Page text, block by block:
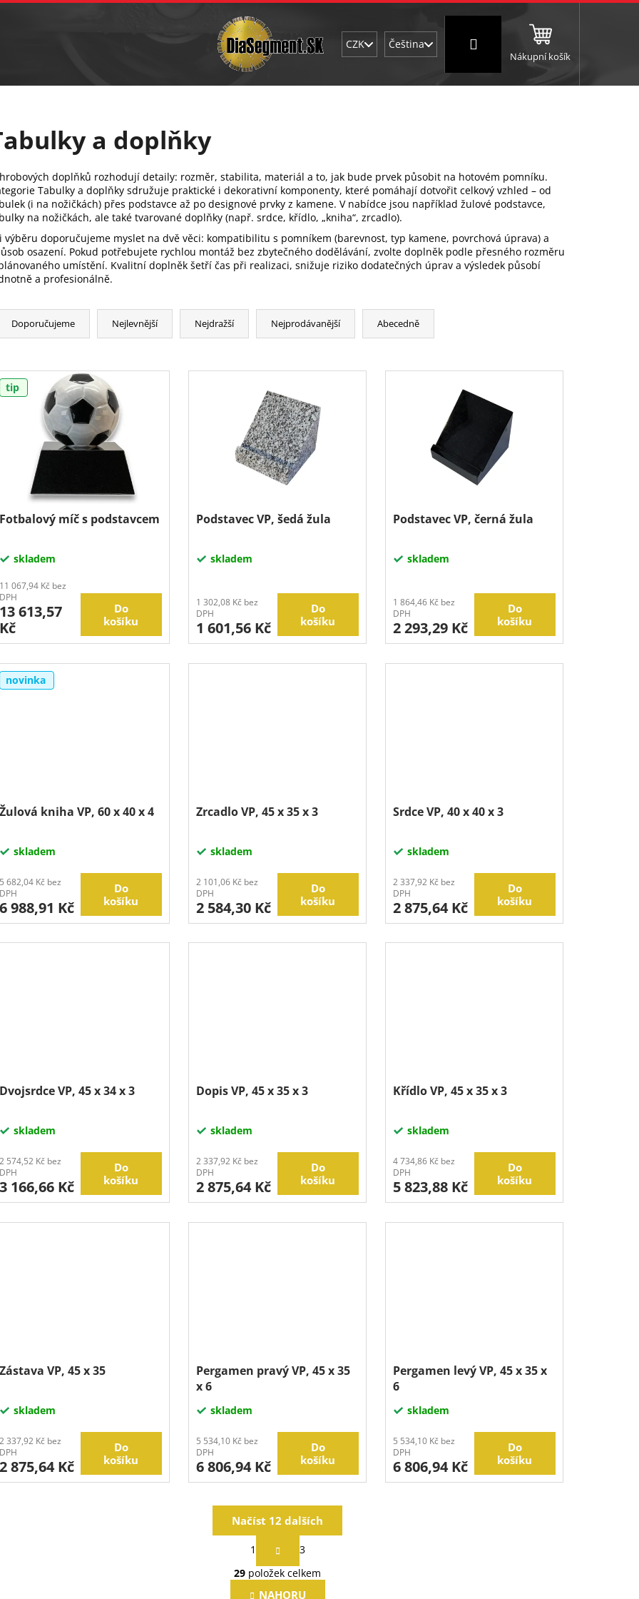
Brusná tělíska a sochařské nástroje Brusné a leštící válce
CZK Čeština Přihlášení
Nákupní košík
a doplňky
doplňků rozhodují detaily: rozměr, stabilita, materiál a to, jak bude prvek působit na hotovém pomníku.
Tabulky a doplňky sdružuje praktické i dekorativní komponenty, které pomáhají dotvořit celkový vzhled – od
(i na nožičkách) přes podstavce až po designové prvky z kamene. V nabídce jsou například žulové podstavce,
na nožičkách, ale také tvarované doplňky (např. srdce, křídlo, „kniha“, zrcadlo).
výběru doporučujeme myslet na dvě věci: kompatibilitu s pomníkem (barevnost, typ kamene, povrchová úprava) a
osazení. Pokud potřebujete rychlou montáž bez zbytečného dodělávání, zvolte doplněk podle přesného rozměru
umístění. Kvalitní doplněk šetří čas při realizaci, snižuje riziko dodatečných úprav a výsledek působí
a profesionálně.
Doporučujeme Nejlevnější Nejdražší Nejprodávanější Abecedně
tip
Fotbalový míč s podstavcem
skladem
11 067,94 Kč bez
DPH
13 613,57
Kč
Do
košíku
Podstavec VP, šedá žula
skladem
1 302,08 Kč bez
DPH
1 601,56 Kč
Do
košíku
Podstavec VP, černá žula
skladem
1 864,46 Kč bez
DPH
2 293,29 Kč
Do
košíku
novinka
Žulová kniha VP, 60 x 40 x 4
skladem
5 682,04 Kč bez
DPH
6 988,91 Kč
Do
košíku
Zrcadlo VP, 45 x 35 x 3
skladem
2 101,06 Kč bez
DPH
2 584,30 Kč
Do
košíku
Srdce VP, 40 x 40 x 3
skladem
2 337,92 Kč bez
DPH
2 875,64 Kč
Do
košíku
Dvojsrdce VP, 45 x 34 x 3
skladem
2 574,52 Kč bez
DPH
3 166,66 Kč
Do
košíku
Dopis VP, 45 x 35 x 3
skladem
2 337,92 Kč bez
DPH
2 875,64 Kč
Do
košíku
Křídlo VP, 45 x 35 x 3
skladem
4 734,86 Kč bez
DPH
5 823,88 Kč
Do
košíku
Zástava VP, 45 x 35
skladem
2 337,92 Kč bez
DPH
2 875,64 Kč
Do
košíku
Pergamen pravý VP, 45 x 35
x 6
skladem
5 534,10 Kč bez
DPH
6 806,94 Kč
Do
košíku
Pergamen levý VP, 45 x 35 x
6
skladem
5 534,10 Kč bez
DPH
6 806,94 Kč
Do
košíku
O
v
Načíst 12 dalších
t
r
á
n
1
3
29 položek celkem
NAHORU
Doporučujeme